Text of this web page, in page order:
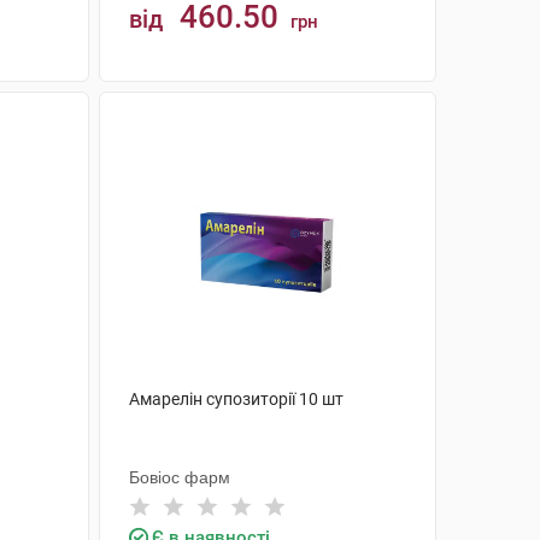
від 460.50 грн
Амарелін супозиторії 10 шт
Бовіос фарм